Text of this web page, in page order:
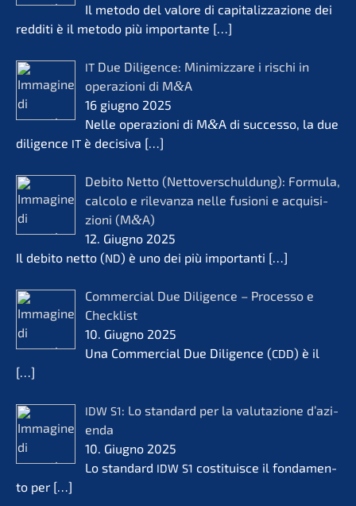
Il metodo del valore di capita­liz­za­zio­ne dei
reddi­ti è il metodo più importan­te […]
IT Due Diligence: Minimiz­za­re i rischi in
opera­zio­ni di M&A
16 giugno 2025
Nelle opera­zio­ni di M&A di succes­so, la due
diligence IT è decisi­va […]
Debito Netto (Netto­ver­schul­dung): Formu­la,
calco­lo e rilevanza nelle fusio­ni e acqui­si­
zio­ni (M&A)
12. Giugno 2025
Il debito netto (ND) è uno dei più importan­ti […]
Commer­cial Due Diligence – Proces­so e
Check­list
10. Giugno 2025
Una Commer­cial Due Diligence (CDD) è il
[…]
IDW S1: Lo standard per la valuta­zio­ne d’azi­
en­da
10. Giugno 2025
Lo standard IDW S1 costi­tuis­ce il fonda­men­
to per […]